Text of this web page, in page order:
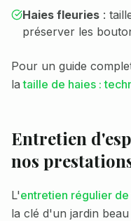
Haies fleuries :
préserver les
Pour un guide
la taille de haies :
Entretien
nos
L'entretien régulier
la clé d'un jardin